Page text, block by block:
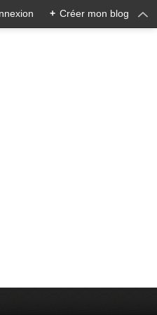
+ Créer mon blog